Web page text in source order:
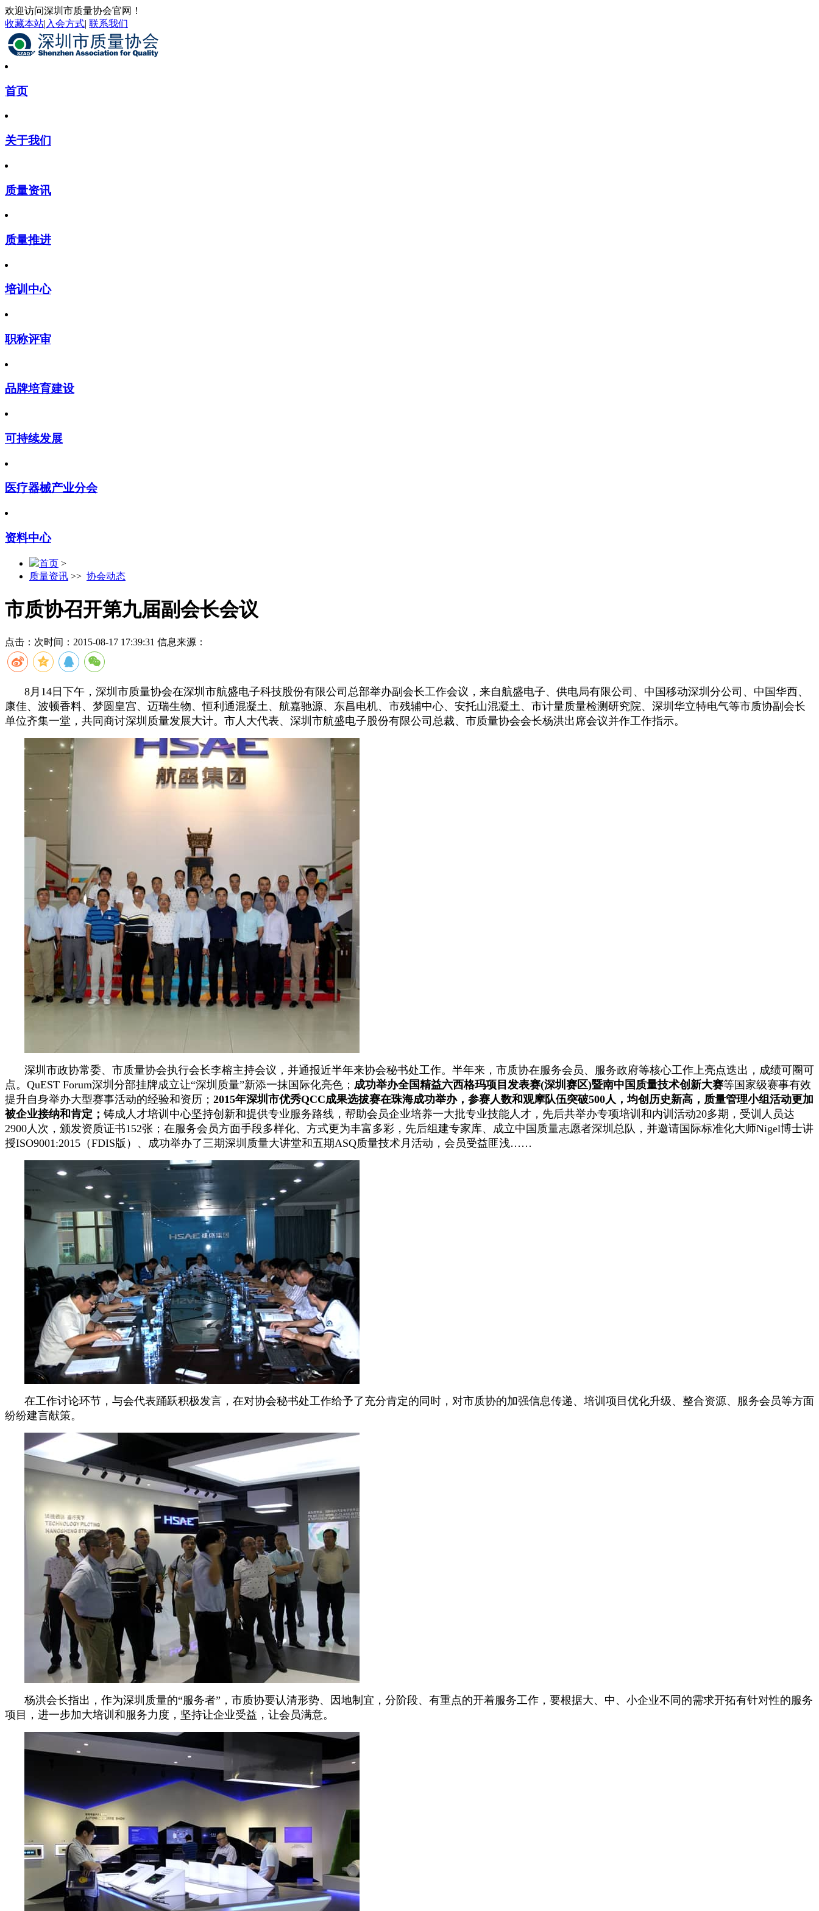
欢迎访问深圳市质量协会官网！
收藏本站| 入会方式| 联系我们
首页
关于我们
质量资讯
质量推进
培训中心
职称评审
品牌培育建设
可持续发展
医疗器械产业分会
资料中心
首页 >
质量资讯 >> 协会动态
市质协召开第九届副会长会议
点击： 次时间：2015-08-17 17:39:31 信息来源：
8月 14 日下午，深圳市质量协会在深圳市航盛电子科技股份有限公司总部举办副会长工作会议，来自航盛电子、供电局有限公司、中国移动深圳分公司、中国华西、
康佳、波顿香料、梦圆皇宫、迈瑞生物、恒利通混凝土、航嘉驰源、东昌电机、市残辅中心、安托山混凝土、市计量质量检测研究院、深圳华立特电气等市质协副会长
单位齐集一堂，共同商讨深圳质量发展大计。市人大代表、深圳市航盛电子股份有限公司总裁、市质量协会会长杨洪出席会议并作工作指示。
深圳市政协常委、市质量协会执行会长李榕主持会议，并通报近半年来协会秘书处工作。半年来，市质协在服务会员、服务政府等核心工作上亮点迭出，成绩可圈可
点。 QuEST Forum深圳分部挂牌成立让“深圳质量”新添一抹国际化亮色； 成功举办全国精益六西格玛项目发表赛(深圳赛区)暨南中国质量技术创新大赛等国家级赛事有效
提升自身举办大型赛事活动的经验和资历； 2015年深圳市优秀QCC成果选拔赛在珠海成功举办，参赛人数和观摩队伍突破500人，均创历史新高，质量管理小组活动更加
被企业接纳和肯定； 铸成人才培训中心坚持创新和提供专业服务路线，帮助会员企业培养一大批专业技能人才，先后共举办专项培训和内训活动20多期，受训人员达
2900人次，颁发资质证书152张；在服务会员方面手段多样化、方式更为丰富多彩，先后组建专家库、成立中国质量志愿者深圳总队，并邀请国际标准化大师Nigel博士讲
授ISO9001:2015 （FDIS版）、成功举办了三期深圳质量大讲堂和五期ASQ质量技术月活动，会员受益匪浅……
在工作讨论环节，与会代表踊跃积极发言，在对协会秘书处工作给予了充分肯定的同时，对市质协的加强信息传递、培训项目优化升级、整合资源、服务会员等方面
纷纷建言献策。
杨洪会长指出，作为深圳质量的“服务者”，市质协要认清形势、因地制宜，分阶段、有重点的开着服务工作，要根据大、中、小企业不同的需求开拓有针对性的服务
项目，进一步加大培训和服务力度，坚持让企业受益，让会员满意。